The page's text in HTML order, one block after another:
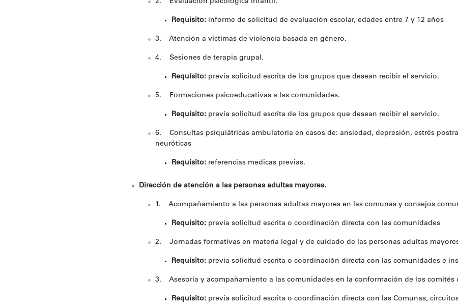
2. Evaluación psicológica infantil.
Requisito: informe de solicitud de evaluación escolar, edades entre 7 y 12 años
3. Atención a víctimas de violencia basada en género.
4. Sesiones de terapia grupal.
Requisito: previa solicitud escrita de los grupos que desean recibir el servicio.
5. Formaciones psicoeducativas a las comunidades.
Requisito: previa solicitud escrita de los grupos que desean recibir el servicio.
6. Consultas psiquiátricas ambulatoria en casos de: ansiedad, depresión, estrés
neuróticas
Requisito: referencias medicas previas.
Dirección de atención a las personas adultas mayores.
1. Acompañamiento a las personas adultas mayores en las comunas y consejos
Requisito: previa solicitud escrita o coordinación directa con las comunidades
2. Jornadas formativas en materia legal y de cuidado de las personas adultas
Requisito: previa solicitud escrita o coordinación directa con las comunidades e
3. Asesoría y acompañamiento a las comunidades en la conformación de los comités
Requisito: previa solicitud escrita o coordinación directa con las Comunas,